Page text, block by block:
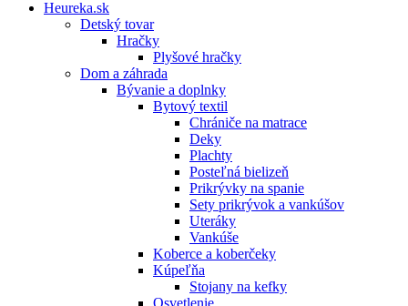
Heureka.sk
Detský tovar
Hračky
Plyšové hračky
Dom a záhrada
Bývanie a doplnky
Bytový textil
Chrániče na matrace
Deky
Plachty
Posteľná bielizeň
Prikrývky na spanie
Sety prikrývok a vankúšov
Uteráky
Vankúše
Koberce a koberčeky
Kúpeľňa
Stojany na kefky
Osvetlenie